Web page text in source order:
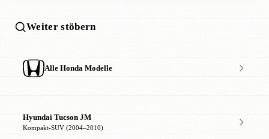
Weiter stöbern
Alle Honda Modelle
Hyundai Tucson JM
Kompakt-SUV (2004–2010)